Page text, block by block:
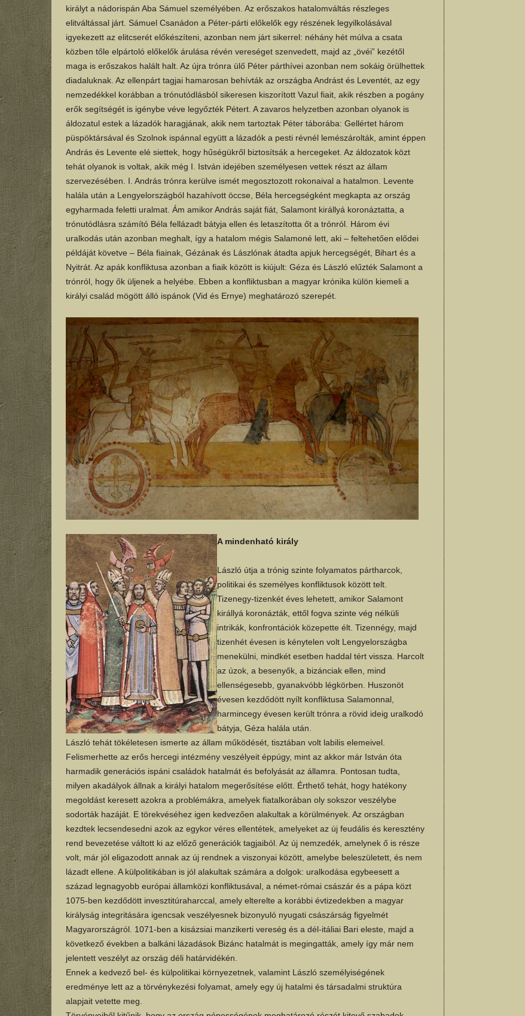
királyt a nádorispán Aba Sámuel személyében. Az erőszakos hatalomváltás részleges
elitváltással járt. Sámuel Csanádon a Péter-párti előkelők egy részének legyilkolásával
igyekezett az elitcserét előkészíteni, azonban nem járt sikerrel: néhány hét múlva a csata
közben tőle elpártoló előkelők árulása révén vereséget szenvedett, majd az „övéiˮ kezétől
maga is erőszakos halált halt. Az újra trónra ülő Péter párthívei azonban nem sokáig örülhettek
diadaluknak. Az ellenpárt tagjai hamarosan behívták az országba Andrást és Leventét, az egy
nemzedékkel korábban a trónutódlásból sikeresen kiszorított Vazul fiait, akik részben a pogány
erők segítségét is igénybe véve legyőzték Pétert. A zavaros helyzetben azonban olyanok is
áldozatul estek a lázadók haragjának, akik nem tartoztak Péter táborába: Gellértet három
püspöktársával és Szolnok ispánnal együtt a lázadók a pesti révnél lemészárolták, amint éppen
András és Levente elé siettek, hogy hűségükről biztosítsák a hercegeket. Az áldozatok közt
tehát olyanok is voltak, akik még I. István idejében személyesen vettek részt az állam
szervezésében. I. András trónra kerülve ismét megosztozott rokonaival a hatalmon. Levente
halála után a Lengyelországból hazahívott öccse, Béla hercegségként megkapta az ország
egyharmada feletti uralmat. Ám amikor András saját fiát, Salamont királlyá koronáztatta, a
trónutódlásra számító Béla fellázadt bátyja ellen és letaszította őt a trónról. Három évi
uralkodás után azonban meghalt, így a hatalom mégis Salamoné lett, aki – feltehetően elődei
példáját követve – Béla fiainak, Gézának és Lászlónak átadta apjuk hercegségét, Bihart és a
Nyitrát. Az apák konfliktusa azonban a fiaik között is kiújult: Géza és László elűzték Salamont a
trónról, hogy ők üljenek a helyébe. Ebben a konfliktusban a magyar krónika külön kiemeli a
királyi család mögött álló ispánok (Vid és Ernye) meghatározó szerepét.
A mindenható király
László útja a trónig szinte folyamatos pártharcok,
politikai és személyes konfliktusok között telt.
Tizenegy-tizenkét éves lehetett, amikor Salamont
királlyá koronázták, ettől fogva szinte vég nélküli
intrikák, konfrontációk közepette élt. Tizennégy, majd
tizenhét évesen is kénytelen volt Lengyelországba
menekülni, mindkét esetben haddal tért vissza. Harcolt
az úzok, a besenyők, a bizánciak ellen, mind
ellenségesebb, gyanakvóbb légkörben. Huszonöt
évesen kezdődött nyílt konfliktusa Salamonnal,
harmincegy évesen került trónra a rövid ideig uralkodó
bátyja, Géza halála után.
László tehát tökéletesen ismerte az állam működését, tisztában volt labilis elemeivel.
Felismerhette az erős hercegi intézmény veszélyeit éppúgy, mint az akkor már István óta
harmadik generációs ispáni családok hatalmát és befolyását az államra. Pontosan tudta,
milyen akadályok állnak a királyi hatalom megerősítése előtt. Érthető tehát, hogy hatékony
megoldást keresett azokra a problémákra, amelyek fiatalkorában oly sokszor veszélybe
sodorták hazáját. E törekvéséhez igen kedvezően alakultak a körülmények. Az országban
kezdtek lecsendesedni azok az egykor véres ellentétek, amelyeket az új feudális és keresztény
rend bevezetése váltott ki az előző generációk tagjaiból. Az új nemzedék, amelynek ő is része
volt, már jól eligazodott annak az új rendnek a viszonyai között, amelybe beleszületett, és nem
lázadt ellene. A külpolitikában is jól alakultak számára a dolgok: uralkodása egybeesett a
század legnagyobb európai államközi konfliktusával, a német-római császár és a pápa közt
1075-ben kezdődött invesztitúraharccal, amely elterelte a korábbi évtizedekben a magyar
királyság integritására igencsak veszélyesnek bizonyuló nyugati császárság figyelmét
Magyarországról. 1071-ben a kisázsiai manzikerti vereség és a dél-itáliai Bari eleste, majd a
következő években a balkáni lázadások Bizánc hatalmát is megingatták, amely így már nem
jelentett veszélyt az ország déli határvidékén.
Ennek a kedvező bel- és külpolitikai környezetnek, valamint László személyiségének
eredménye lett az a törvénykezési folyamat, amely egy új hatalmi és társadalmi struktúra
alapjait vetette meg.